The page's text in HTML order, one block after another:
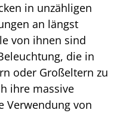
in unzähligen
an längst
von ihnen sind
die in
oder Großeltern zu
ihre massive
Verwendung von